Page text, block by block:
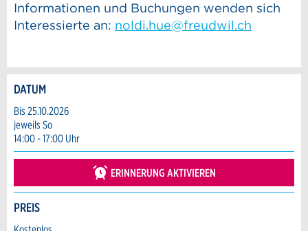
Informationen und Buchungen wenden sich
Interessierte an: noldi.hue@freudwil.ch
Anzeige beanstanden
Ihr Feedback wird sehr geschätzt!
Allgemeines Feedback
Anzeige nicht mehr gültig
Anzeige unvollständig
Anzeige weiterempfehlen
Empfehlen Sie diese Anzeige an Freunde
weiter.
Reservation
Veranstaltungsdatum *:
Anzahl der Teilnehmer *:
DATUM
Bis 25.10.2026
jeweils So
14:00 - 17:00 Uhr
ERINNERUNG AKTIVIEREN
PREIS